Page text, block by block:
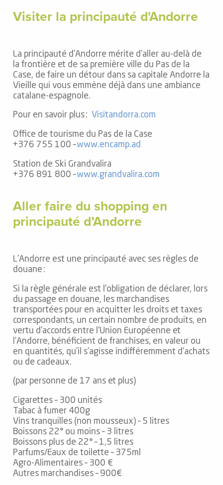
Visiter la principauté d'Andorre
La principauté d’Andorre mérite d’aller au-delà de
la frontière et de sa première ville du Pas de la
Case, de faire un détour dans sa capitale Andorre la
Vieille qui vous emmène déjà dans une ambiance
catalane-espagnole.
Pour en savoir plus : Visitandorra.com
Office de tourisme du Pas de la Case
+376 755 100 –www.encamp.ad
Station de Ski Grandvalira
+376 891 800 –www.grandvalira.com
Aller faire du shopping en
principauté d’Andorre
L’Andorre est une principauté avec ses règles de
douane :
Si la règle générale est l’obligation de déclarer, lors
du passage en douane, les marchandises
transportées pour en acquitter les droits et taxes
correspondants, un certain nombre de produits, en
vertu d’accords entre l’Union Européenne et
l’Andorre, bénéficient de franchises, en valeur ou
en quantités, qu’il s’agisse indifféremment d’achats
ou de cadeaux.
(par personne de 17 ans et plus)
Cigarettes – 300 unités
Tabac à fumer 400g
Vins tranquilles (non mousseux) – 5 litres
Boissons 22° ou moins – 3 litres
Boissons plus de 22° – 1,5 litres
Parfums/Eaux de toilette – 375ml
Agro-Alimentaires – 300 €
Autres marchandises – 900€